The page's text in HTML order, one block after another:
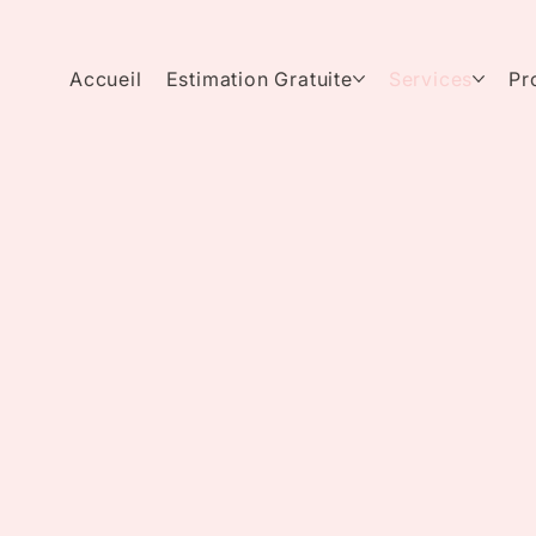
Accueil Estimation Gratuite Services